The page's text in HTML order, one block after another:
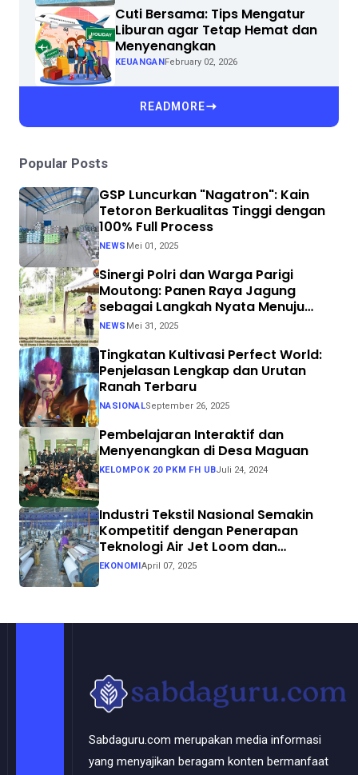
Cuti Bersama: Tips Mengatur
Liburan agar Tetap Hemat dan
Menyenangkan
KEUANGAN February 02, 2026
READMORE
Popular Posts
GSP Luncurkan "Nagatron": Kain
Tetoron Berkualitas Tinggi dengan
100% Full Process
NEWS Mei 01, 2025
Sinergi Polri dan Warga Parigi
Moutong: Panen Raya Jagung
sebagai Langkah Nyata Menuju
Swasembada Pangan
NEWS Mei 31, 2025
Tingkatan Kultivasi Perfect World:
Penjelasan Lengkap dan Urutan
Ranah Terbaru
NASIONALSeptember 26, 2025
Pembelajaran Interaktif dan
Menyenangkan di Desa Maguan
KELOMPOK 20 PKM FH UBJuli 24, 2024
Industri Tekstil Nasional Semakin
Kompetitif dengan Penerapan
Teknologi Air Jet Loom dan
Continuous Dyeing di CV. Garuda
Solo Perkasa
EKONOMI April 07, 2025
Sabdaguru.com merupakan media informasi
yang menyajikan beragam konten bermanfaat